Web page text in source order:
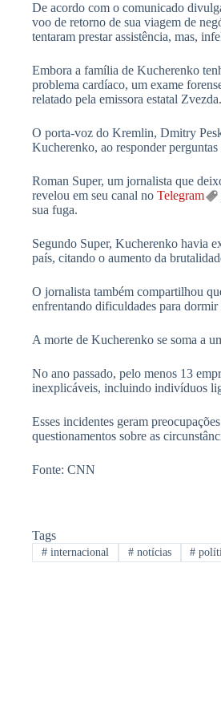
De acordo com o comunicado
voo de retorno de sua viagem de
tentaram prestar assistência, mas,
Embora a família de Kucherenko
problema cardíaco, um exame
relatado pela emissora estatal Zvezda.
O porta-voz do Kremlin, Dmitry
Kucherenko, ao responder
Roman Super, um jornalista que
revelou em seu canal no Telegram
sua fuga.
Segundo Super, Kucherenko havia
país, citando o aumento da
O jornalista também compartilhou
enfrentando dificuldades para dormir
A morte de Kucherenko se soma a
No ano passado, pelo menos 13
inexplicáveis, incluindo indivíduos
Esses incidentes geram
questionamentos sobre as
Fonte: CNN
Tags
#internacional #notícias #